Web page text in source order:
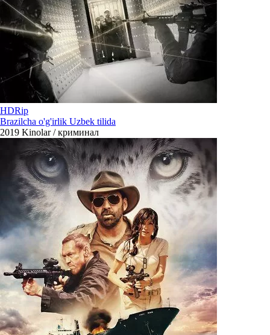
HDRip
Brazilcha o'g'irlik Uzbek tilida
2019 Kinolar / криминал